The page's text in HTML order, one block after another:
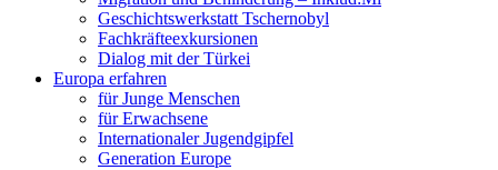
Geschichtswerkstatt Tschernobyl
Fachkräfteexkursionen
Dialog mit der Türkei
Europa erfahren
für Junge Menschen
für Erwachsene
Internationaler Jugendgipfel
Generation Europe